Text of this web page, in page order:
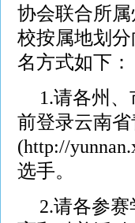
协会联合所
校按属地划
名方式如下：
1.请各州
前登录云南
(http://
选手。
2.请各参